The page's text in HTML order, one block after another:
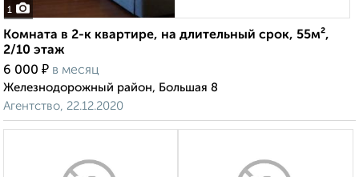
1
Комната в 2-к квартире, на длительный срок, 55м²,
2/10 этаж
6 000 ₽ в месяц
Железнодорожный район, Большая 8
Агентство, 22.12.2020